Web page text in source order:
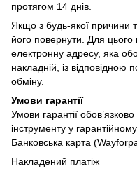
протягом 14 днів.
Якщо з будь-якої причини
його повернути. Для цього
електронну адресу, яка
накладній, із
обміну.
Умови гарантії
Умови гарантії
інструменту у
Банковська карта
Накладений платіж